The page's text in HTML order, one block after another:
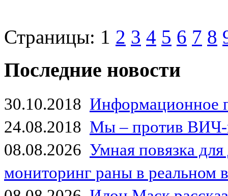
Страницы: 1 2 3 4 5 6 7 8
Последние новости
30.10.2018 Информационное
24.08.2018 Мы – против
08.08.2026 Умная повязка
мониторинг раны в реальном